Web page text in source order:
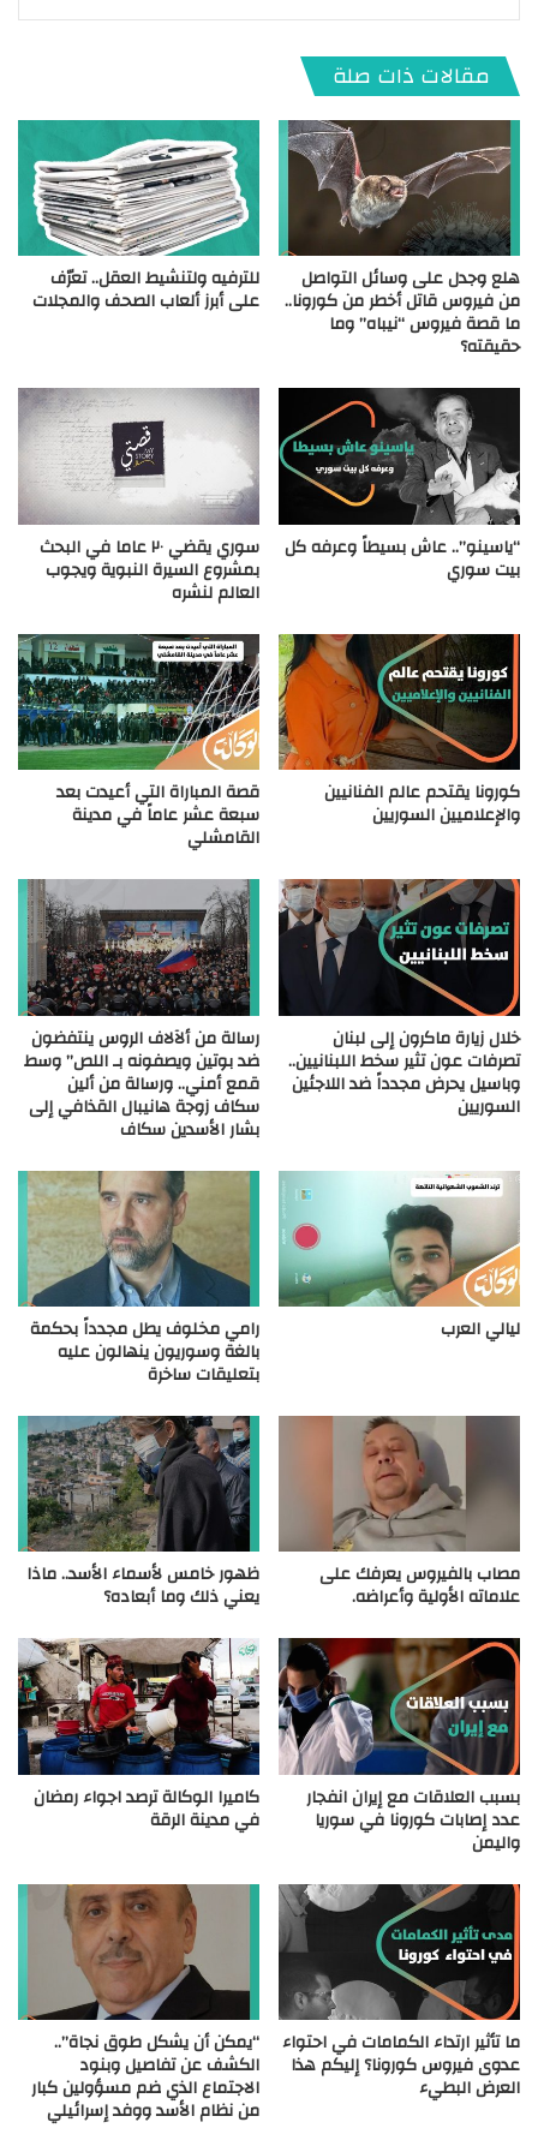
مقالات ذات صلة
هلع وجدل على وسائل التواصل
من فيروس قاتل أخطر من كورونا..
ما قصة فيروس “نيباه” وما
حقيقته؟
للترفيه ولتنشيط العقل.. تعرّف
على أبرز ألعاب الصحف والمجلات
“ياسينو”.. عاش بسيطاً وعرفه كل
بيت سوري
سوري يقضي ٢٠ عاما في البحث
بمشروع السيرة النبوية ويجوب
العالم لنشره
كورونا يقتحم عالم الفنانيين
والإعلاميين السوريين
قصة المباراة التي أعيدت بعد
سبعة عشر عاماً في مدينة
القامشلي
خلال زيارة ماكرون إلى لبنان
تصرفات عون تثير سخط اللبنانيين..
وباسيل يحرض مجدداً ضد اللاجئين
السوريين
رسالة من ألآلاف الروس ينتفضون
ضد بوتين ويصفونه بـ اللص” وسط
قمع أمني.. ورسالة من ألين
سكاف زوجة هانيبال القذافي إلى
بشار الأسدين سكاف
ليالي العرب رامي مخلوف يطل مجدداً بحكمة
بالغة وسوريون ينهالون عليه
بتعليقات ساخرة
مصاب بالفيروس يعرفك على
علاماته الأولية وأعراضه.
ظهور خامس لأسماء الأسد.. ماذا
يعني ذلك وما أبعاده؟
بسبب العلاقات مع إيران انفجار
عدد إصابات كورونا في سوريا
واليمن
كاميرا الوكالة ترصد اجواء رمضان
في مدينة الرقة
ما تأثير ارتداء الكمامات في احتواء
عدوى فيروس كورونا؟ إليكم هذا
العرض البطيء
“يمكن أن يشكل طوق نجاة”..
الكشف عن تفاصيل وبنود
الاجتماع الذي ضم مسؤولين كبار
من نظام الأسد ووفد إسرائيلي